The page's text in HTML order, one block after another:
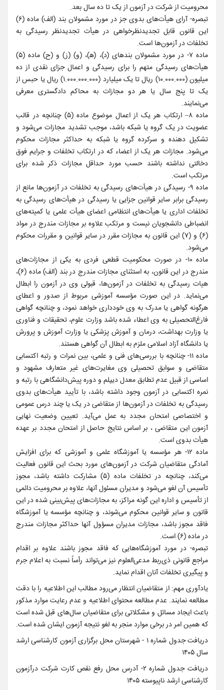
محرومیت از شرکت در آزمون از یک تا ده سال بعد.
تبصره- آرای هیأت‌های بدوی جز در مورد مشمولان بند (الف) ماده (۶)
این قانون قابل تجدیدنظرخواهی در هیأت تجدیدنظر رسیدگی به
تخلفات در آزمون‌ها است.
ماده ۷- در مورد مشمولان بندهای (د)، (ه‍)، (و) (ز) و (ح) ماده (۵)
هیأت‌های رسیدگی متهم را برای رسیدگی و اعمال جزای نقدی از ده
میلیون (۱۰.۰۰۰.۰۰۰) ریال تا یک میلیارد (۱.۰۰۰.۰۰۰.۰۰۰) ریال یا حبس از
یک تا پنج سال یا هر دو مجازات به محاکم دادگستری معرفی
می‌نمایند.
ماده ۸– ارتکاب هر یک از اعمال موضوع ماده (۵) چنانچه در قالب
عضویت در یک گروه یا شبکه باشد، موجب تشدید مجازات می‌شود و
تشکیل دهنده و سرکرده گروه یا شبکه به حداکثر مجازات محکوم
می‌شود. مجازات هر یک از اعضاء که در ارتکاب تخلفات و جرایم فوق
دخالتی نداشته باشند حسب مورد حداقل مجازات ذکر شده برای
مرتکب است.
ماده ۹- رسیدگی در هیأت‌های رسیدگی به تخلفات در آزمون‌ها مانع از
رسیدگی برابر سایر قوانین جزایی یا رسیدگی در هیأت‌های رسیدگی به
تخلفات اداری یا هیأت‌های انتظامی اعضای هیأت علمی یا کمیته‌های
انضباطی دانشجویان نیست و مرتکب علاوه بر مجازات مندرج در مواد
(۶) و (۷) این قانون به مجازات مقرر در سایر قوانین و مقررات محکوم
می‌شود.
ماده ۱۰- در صورت محکومیت قطعی فردی به یکی از مجازات‌های
مندرج در این قانون، به استثنای مجازات مندرج در بند (الف) ماده (۶)،
هیات رسیدگی به تخلفات در آزمون‌ها، قبولی وی در آزمون را ابطال
می‌نماید. در این صورت مؤسسه آموزشی مربوط از صدور و اعطای
هرگونه گواهی یا مدرک به وی خودداری خواهد نمود، و چنانچه گواهی
فارغ‌التحصیلی به وی اعطاء شده باشد وزارت علوم، تحقیقات و فناوری
یا وزارت بهداشت، درمان و آموزش پزشکی یا وزارت آموزش و پرورش
یا دانشگاه آزاد اسلامی ملزم به ابطال آن گواهی هستند.
ماده ۱۱- چنانچه با بررسی‌های فنی و علمی، بین نمرات و رتبه اکتسابی
متقاضی و سوابق تحصیلی وی مغایرت‌های غیر متعارف مشهود و
اساسی از قبیل عدم تطابق معدل دیپلم و دوره پیش‌دانشگاهی با رتبه و
نمره اکتسابی در آزمون وجود داشته باشد، با تأیید هیأت‌های بدوی
رسیدگی به تخلفات در آزمون‌ها از متقاضی در یک یا چند درس عمومی
و اختصاصی امتحان مجدد به عمل می‌آید. تعیین وضعیت نهایی
آزمون این متقاضی ، بر اساس نتایج حاصل از امتحان مجدد بر عهده
هیأت بدوی است.
ماده ۱۲- هر مؤسسه یا آموزشگاه علمی و آموزشی که برای افزایش
آمادگی متقاضیان شرکت در آزمون‌های مورد بحث این قانون فعالیت
می‌کند، چنانچه در تخلفات ماده (۵) مشارکت داشته باشد، مجوز
تأسیس آن لغو می‌شود و مدیران مسئول آنها، علاوه بر محرومیت دائمی
از تأسیس و اداره این گونه مراکز، به مجازات‌های پیش‌بینی شده در این
قانون و سایر قوانین محکوم می‌شوند، و چنانچه مؤسسه یا آموزشگاه
فاقد مجوز باشد، مجازات مدیران مسؤول آنها حداکثر مجازات مندرج
در ماده (۶) است.
تبصره- در مورد آموزشگاه‌هایی که فاقد مجوز باشند علاوه بر اقدام
مراجع قانونی ذی‌ربط مدعی‌العلوم نیز می‌تواند رأساً نسبت به اعلام جرم
و پیگیری تخلفات آنان اقدام نماید.
یادآوری مهم: از متقاضیان انتظار می‌رود مطالب این اطلاعیه را با دقت
مطالعه نمایند. عدم مطالعه محتوای اطلاعیه و عدم رعایت موارد مذکور
باعث ایجاد مسائل و مشکلاتی برای متقاضیان سال‌های قبل شده است
که همین امر در برخی موارد منجر به لغو نتیجه آزمون ایشان شده است.
دریافت جدول شماره ۱ - شهرستان محل برگزاری آزمون کارشناسی ارشد
سال ۱۴۰۵
دریافت جدول شماره ۲- آدرس محل رفع نقص کارت شرکت درآزمون
کارشناسی ارشد ناپیوسته ۱۴۰۵